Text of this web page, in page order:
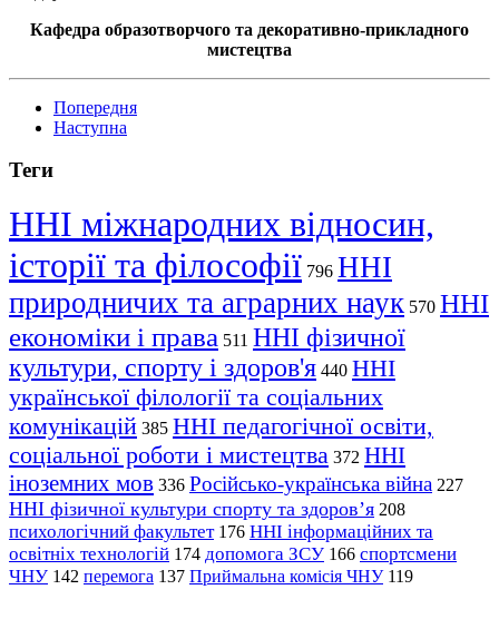
Кафедра образотворчого та декоративно-прикладного
мистецтва
Попередня
Наступна
Теги
ННІ міжнародних відносин,
історії та філософії 796 ННІ
природничих та аграрних наук 570 ННІ
економіки і права 511 ННІ фізичної
культури, спорту і здоров'я 440 ННІ
української філології та соціальних
комунікацій 385 ННІ педагогічної освіти,
соціальної роботи і мистецтва 372 ННІ
іноземних мов 336 Російсько-українська війна 227
ННІ фізичної культури спорту та здоров’я 208
психологічний факультет 176 ННІ інформаційних та
освітніх технологій 174 допомога ЗСУ 166 спортсмени
ЧНУ 142 перемога 137 Приймальна комісія ЧНУ 119